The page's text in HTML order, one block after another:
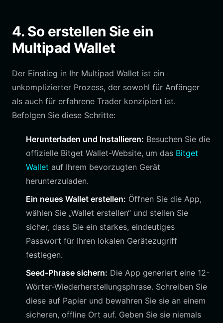
4. So erstellen Sie ein
Multipad Wallet
Der Einstieg in Ihr Multipad Wallet ist ein
unkomplizierter Prozess, der sowohl für Anfänger
als auch für erfahrene Trader konzipiert ist.
Befolgen Sie diese Schritte:
Herunterladen und Installieren: Besuchen Sie die
offizielle Bitget Wallet-Website, um das Bitget
Wallet auf Ihrem bevorzugten Gerät
herunterzuladen.
Ein neues Wallet erstellen: Öffnen Sie die App,
wählen Sie „Wallet erstellen“ und stellen Sie
sicher, dass Sie ein starkes, eindeutiges
Passwort für Ihren lokalen Gerätezugriff
festlegen.
Seed-Phrase sichern: Die App generiert eine 12-
Wörter-Wiederherstellungsphrase. Schreiben Sie
diese auf Papier und bewahren Sie sie an einem
sicheren, offline Ort auf. Geben Sie sie niemals